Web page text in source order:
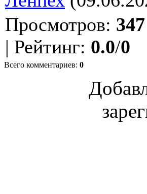
Просмотров: 347
| Рейтинг: 0.0/0
Всего комментариев: 0